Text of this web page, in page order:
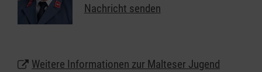
Sie ist die in Gruppen zusammengeschlossene
der freien Jugendhilfe nach §75 SGB VIII anerkannt.
Nachricht senden
Weitere Informationen zur Malteser Jugend